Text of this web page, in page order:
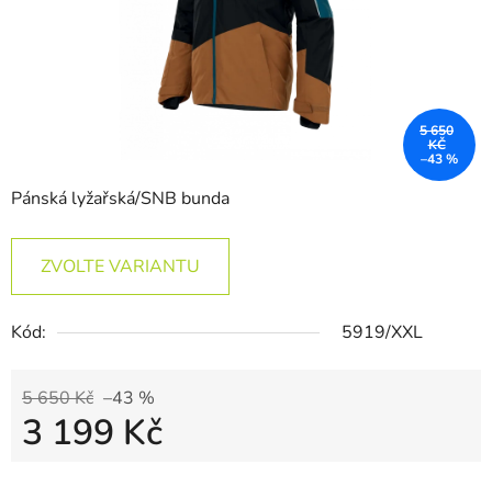
Pánská lyžařská/SNB bunda
ZVOLTE VARIANTU
Kód: 5919/XXL
5 650 Kč –43 %
3 199 Kč
5 650
KČ
–43 %